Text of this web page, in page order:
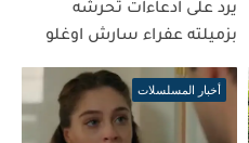
يرد على ادعاءات تحرشه
بزميلته عفراء سارش اوغلو
أخبار المسلسلات